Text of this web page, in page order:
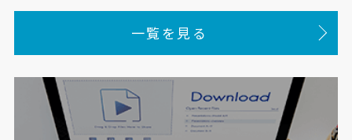
一覧を見る